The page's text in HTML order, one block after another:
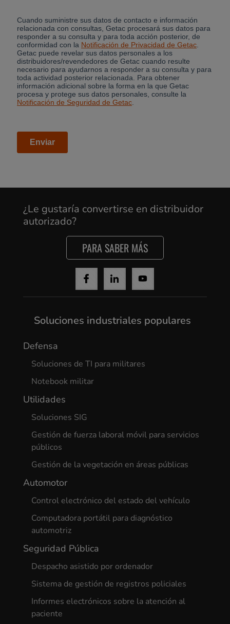
Yes, I agree
¿Le gustaría convertirse en distribuidor
autorizado?
PARA SABER MÁS
Soluciones industriales populares
Defensa
Soluciones de TI para militares
Notebook militar
Utilidades
Soluciones SIG
Gestión de fuerza laboral móvil para servicios
públicos
Gestión de la vegetación en áreas públicas
Automotor
Control electrónico del estado del vehículo
Computadora portátil para diagnóstico
automotriz
Seguridad Pública
Despacho asistido por ordenador
Sistema de gestión de registros policiales
Informes electrónicos sobre la atención al
paciente